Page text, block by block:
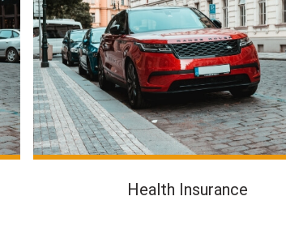
Health Insurance